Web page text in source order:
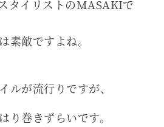
タイリストのMASAKIで
素敵ですよね。
ルが流行りですが、
り巻きずらいです。